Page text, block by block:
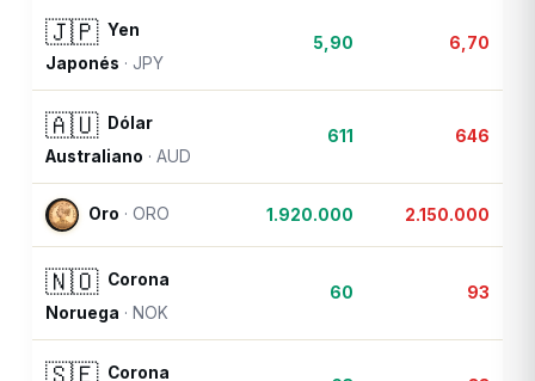
🇯🇵 Yen
Japonés · JPY
5,90 6,70
🇦🇺
Dólar
Australiano ·AUD
611 646
Oro ·ORO 1.920.000 2.150.000
🇳🇴 Corona
Noruega · NOK
60 93
🇸🇪 Corona